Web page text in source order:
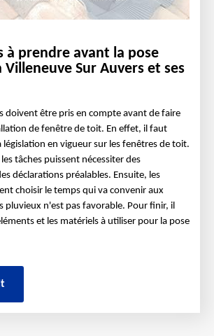
à prendre avant la pose
Sur Auvers et ses
doivent être pris en compte avant de faire
de fenêtre de toit. En effet, il faut
législation en vigueur sur les fenêtres de toit.
tâches puissent nécessiter des
déclarations préalables. Ensuite, les
choisir le temps qui va convenir aux
pluvieux n'est pas favorable. Pour finir, il
et les matériels à utiliser pour la pose